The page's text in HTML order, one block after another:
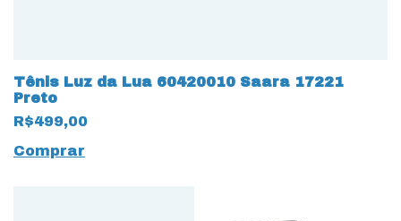
Tênis Luz da Lua 60420010 Saara 17221
Preto
R$499,00
Comprar